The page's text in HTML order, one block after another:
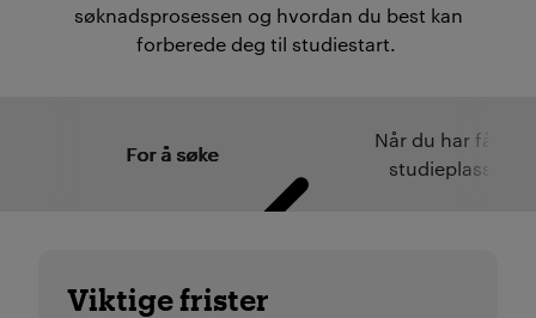
søknadsprosessen og hvordan du best kan
forberede deg til studiestart.
For å søke
Når du har fått
studieplass
Viktige frister